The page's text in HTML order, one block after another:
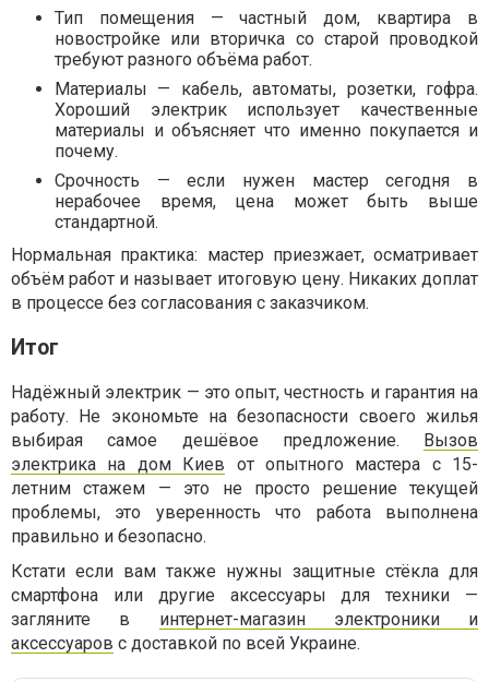
Тип помещения — частный дом, квартира в
новостройке или вторичка со старой проводкой
требуют разного объёма работ.
Материалы — кабель, автоматы, розетки, гофра.
Хороший электрик использует качественные
материалы и объясняет что именно покупается и
почему.
Срочность — если нужен мастер сегодня в
нерабочее время, цена может быть выше
стандартной.
Нормальная практика: мастер приезжает, осматривает
объём работ и называет итоговую цену. Никаких доплат
в процессе без согласования с заказчиком.
Итог
Надёжный электрик — это опыт, честность и гарантия на
работу. Не экономьте на безопасности своего жилья
выбирая самое дешёвое предложение. Вызов
электрика на дом Киев от опытного мастера с 15-
летним стажем — это не просто решение текущей
проблемы, это уверенность что работа выполнена
правильно и безопасно.
Кстати если вам также нужны защитные стёкла для
смартфона или другие аксессуары для техники —
загляните в интернет-магазин электроники и
аксессуаров с доставкой по всей Украине.